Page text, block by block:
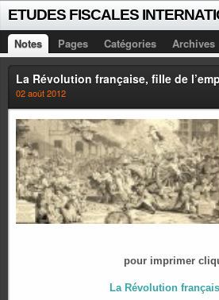
Notes Pages Catégories Archives
La Révolution française, fille de
02 août 2012
pour imprimer
La Révolution